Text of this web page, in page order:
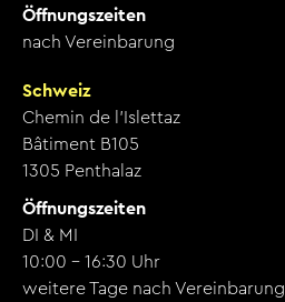
Öffnungszeiten
nach Vereinbarung
Schweiz
Chemin de l’Islettaz
Bâtiment B105
1305 Penthalaz
Öffnungszeiten
DI & MI
10:00 - 16:30 Uhr
weitere Tage nach Vereinbarung